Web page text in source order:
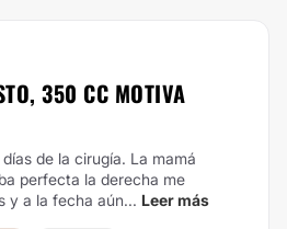
350 CC MOTIVA
de la cirugía. La mamá
perfecta la derecha me
y a la fecha aún... Leer más